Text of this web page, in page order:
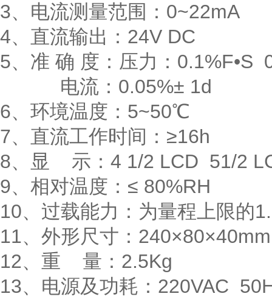
3、电流测量范围：0~22mA
4、直流输出：24V DC
5、准 确 度：压力：0.1%F•S
电流：0.05%± 1d
6、环境温度：5~50℃
7、直流工作时间：≥16h
8、显 示：4 1/2 LCD 51/2
9、相对温度：≤ 80%RH
10、过载能力：为量程上限的
11、外形尺寸：
12、重 量：2.5Kg
13、电源及功耗：220VAC